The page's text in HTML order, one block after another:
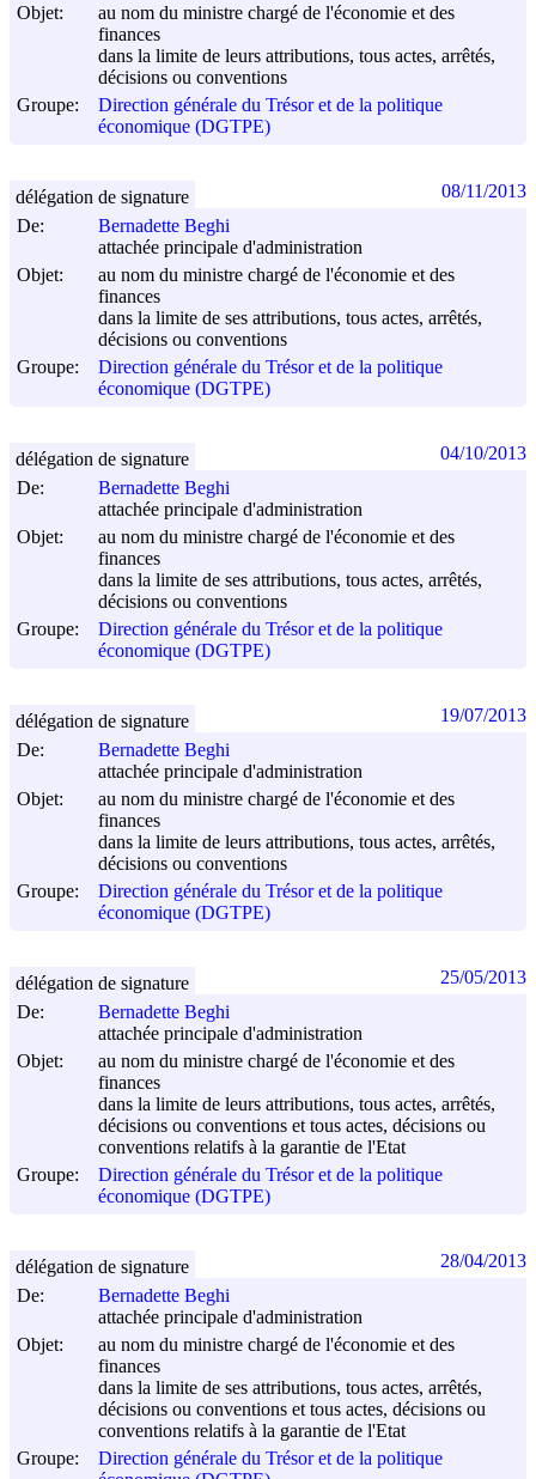
Objet:
au nom du ministre chargé de l'économie et des
finances
dans la limite de leurs attributions, tous actes, arrêtés,
décisions ou conventions
Groupe:
Direction générale du Trésor et de la politique
économique (DGTPE)
De:
Bernadette Beghi
attachée principale d'administration
Objet:
au nom du ministre chargé de l'économie et des
finances
dans la limite de ses attributions, tous actes, arrêtés,
décisions ou conventions
Groupe:
Direction générale du Trésor et de la politique
économique (DGTPE)
délégation de signature 08/11/2013
De:
Bernadette Beghi
attachée principale d'administration
Objet:
au nom du ministre chargé de l'économie et des
finances
dans la limite de ses attributions, tous actes, arrêtés,
décisions ou conventions
Groupe:
Direction générale du Trésor et de la politique
économique (DGTPE)
délégation de signature 04/10/2013
De:
Bernadette Beghi
attachée principale d'administration
Objet:
au nom du ministre chargé de l'économie et des
finances
dans la limite de leurs attributions, tous actes, arrêtés,
décisions ou conventions
Groupe:
Direction générale du Trésor et de la politique
économique (DGTPE)
délégation de signature 19/07/2013
De:
Bernadette Beghi
attachée principale d'administration
Objet:
au nom du ministre chargé de l'économie et des
finances
dans la limite de leurs attributions, tous actes, arrêtés,
décisions ou conventions et tous actes, décisions ou
conventions relatifs à la garantie de l'Etat
Groupe:
Direction générale du Trésor et de la politique
économique (DGTPE)
délégation de signature 25/05/2013
De:
Bernadette Beghi
attachée principale d'administration
Objet:
au nom du ministre chargé de l'économie et des
finances
dans la limite de ses attributions, tous actes, arrêtés,
décisions ou conventions et tous actes, décisions ou
conventions relatifs à la garantie de l'Etat
Groupe:
Direction générale du Trésor et de la politique
délégation de signature 28/04/2013